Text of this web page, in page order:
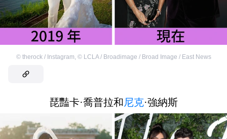
© therock / Instagram, © LCLA / Broadimage / Broad Image / East News
琵豔卡·喬普拉和尼克·強納斯